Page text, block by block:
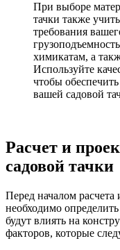
При выборе
тачки также
требования
химикатам, а
Используйте
чтобы
вашей садовой
Расчет и
садовой тачки
Перед началом расчета
необходимо
будут влиять на
факторов, которые